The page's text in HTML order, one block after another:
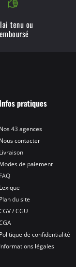
tenu ou
Infos pratiques
Nos 43 agences
Nous contacter
Livraison
Modes de paiement
FAQ
Lexique
Plan du site
/ CGU
Politique de confidentialité
Informations légales